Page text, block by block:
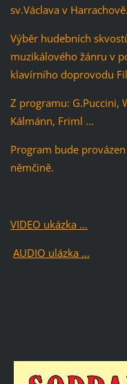
sv.Václava v Harrachově.
Výběr hudebních
muzikálového žánru v
klavírního doprovodu
Z programu: G.Puccini,
Kálmánn, Friml ...
Program bude
němčině.
VIDEO ukázka ...
AUDIO ulázka ...